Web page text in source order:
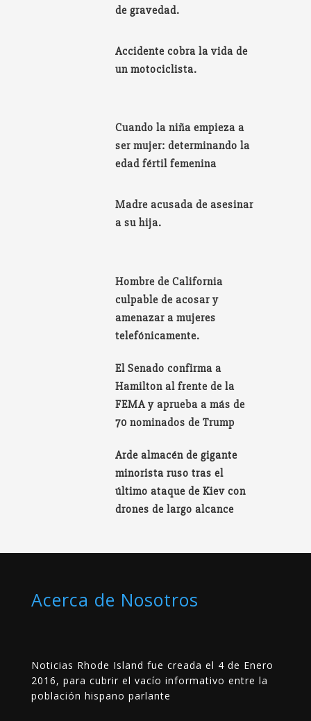
de gravedad.
Accidente cobra la vida de
un motociclista.
Cuando la niña empieza a
ser mujer: determinando la
edad fértil femenina
Madre acusada de asesinar
a su hija.
Hombre de California
culpable de acosar y
amenazar a mujeres
telefónicamente.
El Senado confirma a
Hamilton al frente de la
FEMA y aprueba a más de
70 nominados de Trump
Arde almacén de gigante
minorista ruso tras el
último ataque de Kiev con
drones de largo alcance
Acerca de Nosotros
Noticias Rhode Island fue creada el 4 de Enero
2016, para cubrir el vacío informativo entre la
población hispano parlante